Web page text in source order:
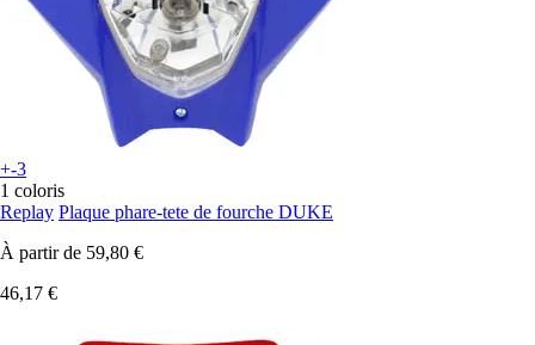
+-3
1 coloris
Replay Plaque phare-tete de fourche DUKE
À partir de 59,80 €
46,17 €